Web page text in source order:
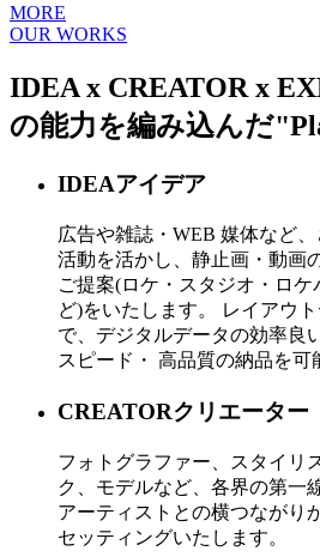
MORE
OUR WORKS
IDEA x CREATOR x
の能力を編み込んだ
IDEAアイデア
広告や雑誌・WEB 媒体など
活動を活かし、静止画・動画
ご提案(ロケ・スタジオ・ロ
ど)をいたします。 レイアウ
で、デジタルデータの効率良
スピード・ 高品質の納品を可
CREATORクリエーター
フォトグラファー、スタイリ
ク、モデルなど、各界の第一
アーティストとの横つながり
セッティングいたします。